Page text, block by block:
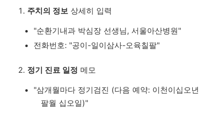
주치의 정보 상세히 입력
"순환기내과 박심장 선생님, 서울아산병원"
전화번호: "공이-일이삼사-오육칠팔"
정기 진료 일정 메모
"삼개월마다 정기검진 (다음 예약: 이천이십오년
팔월 십오일)"